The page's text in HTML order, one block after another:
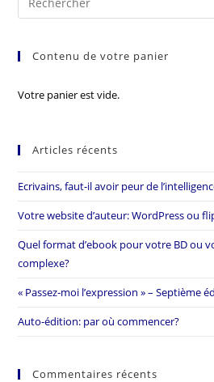
Contenu de votre panier
Votre panier est vide.
Articles récents
Ecrivains, faut-il avoir peur de
Votre website d’auteur: WordPress ou
Quel format d’ebook pour votre BD ou
complexe?
« Passez-moi l’expression » – Septième
Auto-édition: par où commencer?
Commentaires récents